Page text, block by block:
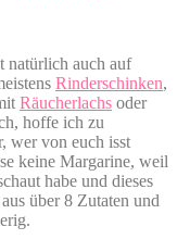
natürlich auch auf
Rinderschinken,
Räucherlachs oder
hoffe ich zu
wer von euch isst
keine Margarine, weil
habe und dieses
über 8 Zutaten und